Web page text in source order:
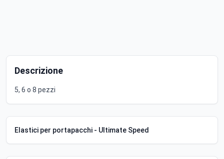
Descrizione
5, 6 o 8 pezzi
Elastici per portapacchi - Ultimate Speed